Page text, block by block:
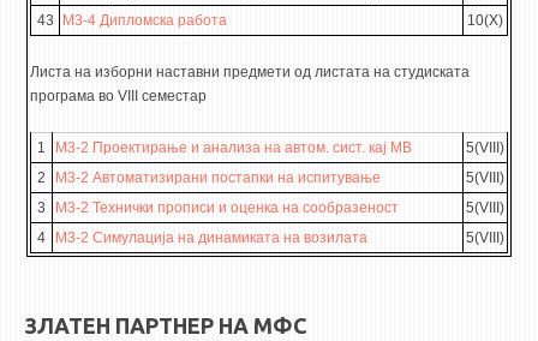
43
М3-4 Дипломска работа 10(X)
Листа на изборни наставни предмети од листата на студиската
програма во VIII семестар
1 M3-2 Проектирање и анализа на автом. сист. кај МВ
5(VIII)
2
М3-2 Автоматизирани постапки на испитување
5(VIII)
3
M3-2 Технички прописи и оценка на сообразеност
5(VIII)
4
М3-2 Симулација на динамиката на возилата 5(VIII)
ЗЛАТЕН ПАРТНЕР НА МФС